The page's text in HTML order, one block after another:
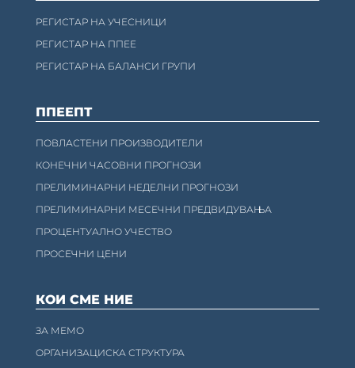
РЕГИСТАР НА УЧЕСНИЦИ
РЕГИСТАР НА ППЕЕ
РЕГИСТАР НА БАЛАНСИ ГРУПИ
ППЕЕПТ
ПОВЛАСТЕНИ ПРОИЗВОДИТЕЛИ
КОНЕЧНИ ЧАСОВНИ ПРОГНОЗИ
ПРЕЛИМИНАРНИ НЕДЕЛНИ ПРОГНОЗИ
ПРЕЛИМИНАРНИ МЕСЕЧНИ ПРЕДВИДУВАЊА
ПРОЦЕНТУАЛНО УЧЕСТВО
ПРОСЕЧНИ ЦЕНИ
КОИ СМЕ НИЕ
ЗА МЕМО
ОРГАНИЗАЦИСКА СТРУКТУРА